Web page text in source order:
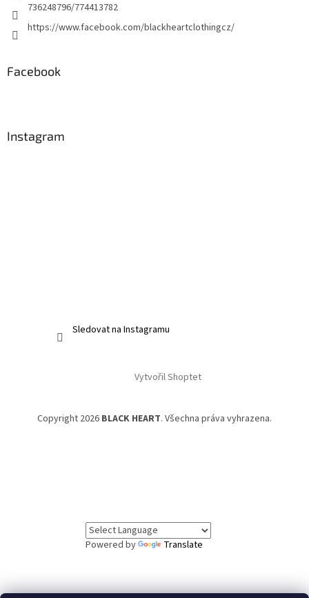
736248796/774413782
https://www.facebook.com/blackheartclothingcz/
Facebook
Instagram
Sledovat na Instagramu
Vytvořil Shoptet
Copyright 2026 BLACK HEART. Všechna práva vyhrazena.
Powered by Translate